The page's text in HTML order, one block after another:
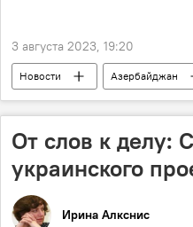
3 августа 2023, 19:20
Новости Азербайджан
советник Госдепа США по
От слов к делу:
украинского
Ирина Алкснис